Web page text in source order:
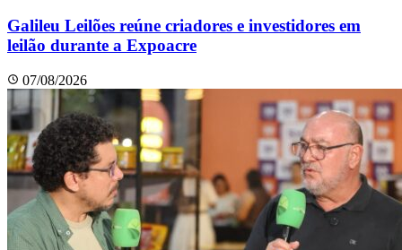
Galileu Leilões reúne criadores e investidores em
leilão durante a Expoacre
07/08/2026